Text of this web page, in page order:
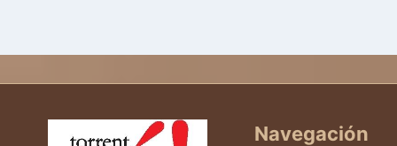
Navegación